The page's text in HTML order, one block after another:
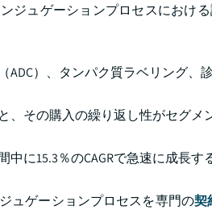
ジュゲーションプロセスにおけ
）、タンパク質ラベリング、
その購入の繰り返し性がセグメ
に15.3％のCAGRで急速に成長す
ュゲーションプロセスを専門の契